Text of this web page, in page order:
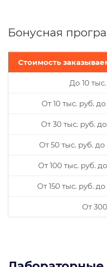
Бонусная
Стоимость
До 10
От 10 тыс. руб.
От 30 тыс. руб.
От 50 тыс. руб. до
От 100 тыс. руб.
От 150 тыс. руб.
От